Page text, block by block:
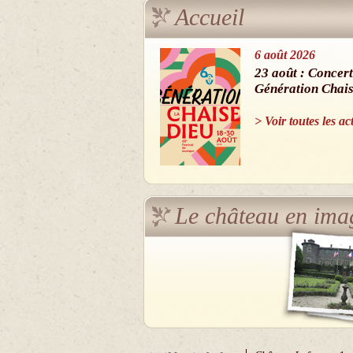
Accueil
6 août 2026
23 août : Concert
Génération
> Voir toutes les
Le château en